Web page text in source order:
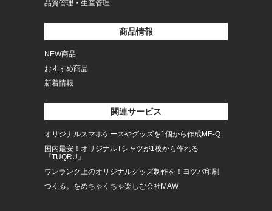
品質管理・生産管理
商品情報
NEW商品
おすすめ商品
新着情報
関連サービス
オリジナルスマホケースやグッズを1個から作成ME-Q
国内最安！オリジナルTシャツが1枚から作れる
『TUQRU』
ワンランク上のオリジナルグッズ制作を！ヨツバ印刷
つくる。をめちゃくちゃ楽しむ会社MAW